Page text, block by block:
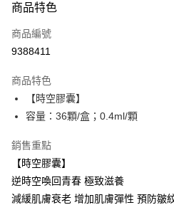
信用卡一次付款
超商取貨付款
Apple Pay
街口支付
悠遊付
ATM付款
商品特色
商品編號
9388411
商品特色
【時空膠囊】
容量：36顆/盒；0.4ml/顆
銷售重點
【時空膠囊】
逆時空喚回青春 極致滋養
減緩肌膚衰老 增加肌膚彈性 預防皺